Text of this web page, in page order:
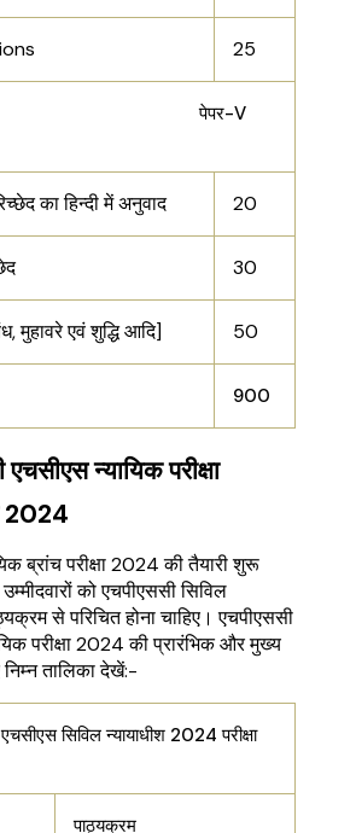
25
पेपर-V
का हिन्दी में अनुवाद 20
30
मुहावरे एवं शुद्धि आदि] 50
900
न्यायिक परीक्षा
2024
ब्रांच परीक्षा 2024 की तैयारी शुरू
को एचपीएससी सिविल
से परिचित होना चाहिए। एचपीएससी
परीक्षा 2024 की प्रारंभिक और मुख्य
निम्न तालिका देखें:-
सिविल न्यायाधीश 2024 परीक्षा
पाठ्यक्रम